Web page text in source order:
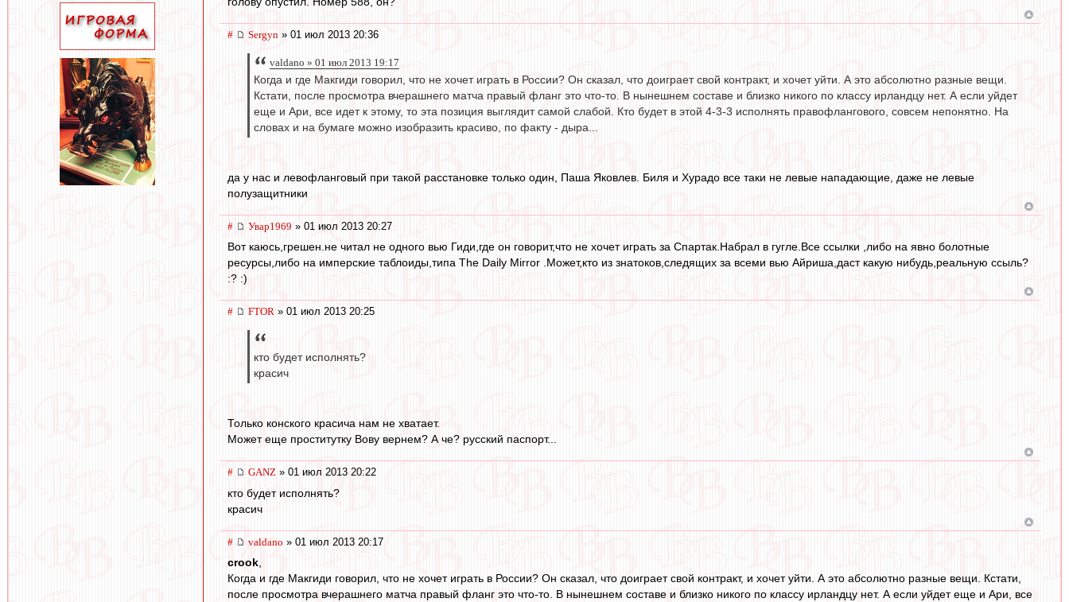
# Sergyn » 01 июл 2013 20:36
valdano » 01 июл 2013 19:17
Когда и где Макгиди говорил, что не хочет играть в России? Он сказал, что доиграет свой контракт, и хочет уйти. А это абсолютно разные вещи.
Кстати, после просмотра вчерашнего матча правый фланг это что-то. В нынешнем составе и близко никого по классу ирландцу нет. А если уйдет
еще и Ари, все идет к этому, то эта позиция выглядит самой слабой. Кто будет в этой 4-3-3 исполнять правофлангового, совсем непонятно. На
словах и на бумаге можно изобразить красиво, по факту - дыра...
да у нас и левофланговый при такой расстановке только один, Паша Яковлев. Биля и Хурадо все таки не левые нападающие, даже не левые
полузащитники
# Увар1969 » 01 июл 2013 20:27
Вот каюсь,грешен.не читал не одного вью Гиди,где он говорит,что не хочет играть за Спартак.Набрал в гугле.Все ссылки ,либо на явно болотные
ресурсы,либо на имперские таблоиды,типа The Daily Mirror .Может,кто из знатоков,следящих за всеми вью Айриша,даст какую нибудь,реальную ссыль?
:? :)
# FTOR » 01 июл 2013 20:25
кто будет исполнять?
красич
Только конского красича нам не хватает.
Может еще проститутку Вову вернем? А че? русский паспорт...
# GANZ » 01 июл 2013 20:22
кто будет исполнять?
красич
# valdano » 01 июл 2013 20:17
crook
Когда и где Макгиди говорил, что не хочет играть в России? Он сказал, что доиграет свой контракт, и хочет уйти. А это абсолютно разные вещи. Кстати,
после просмотра вчерашнего матча правый фланг это что-то. В нынешнем составе и близко никого по классу ирландцу нет. А если уйдет еще и Ари, все